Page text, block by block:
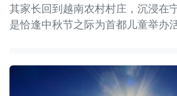
其家长回到越南农村村庄，沉浸在
是恰逢中秋节之际为首都儿童举办